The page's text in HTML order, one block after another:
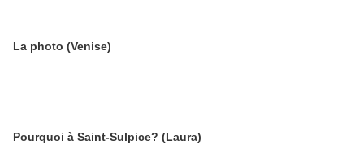
La photo (Venise)
Pourquoi à Saint-Sulpice? (Laura)